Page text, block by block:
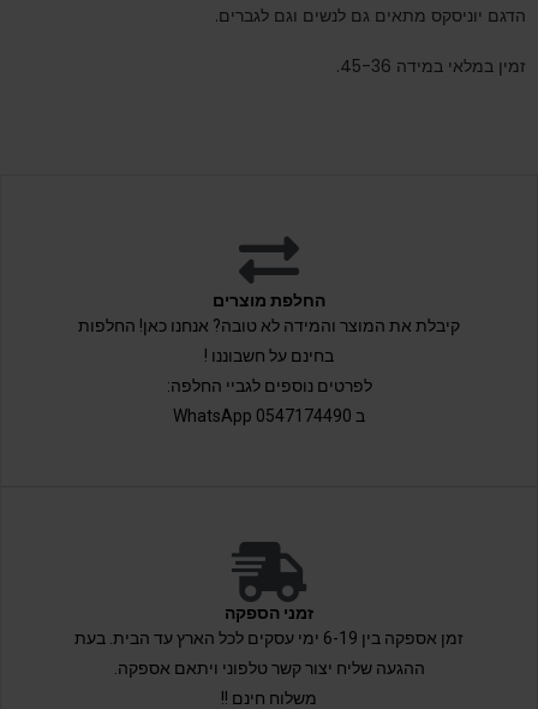
הדגם יוניסקס מתאים גם לנשים וגם לגברים.
זמין במלאי במידה 45-36.
החלפת מוצרים
קיבלת את המוצר והמידה לא טובה? אנחנו כאן! החלפות
בחינם על חשבוננו !
לפרטים נוספים לגביי החלפה:
ב 0547174490 WhatsApp
זמני הספקה
זמן אספקה בין 6-19 ימי עסקים לכל הארץ עד הבית. בעת
ההגעה שליח יצור קשר טלפוני ויתאם אספקה.
משלוח חינם !!